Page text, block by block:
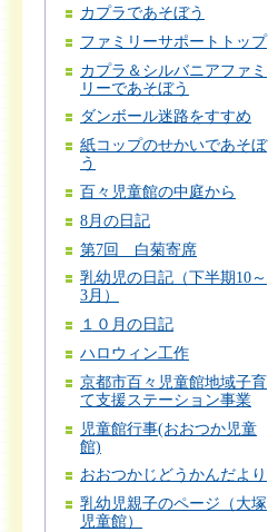
カプラであそぼう
ファミリーサポートトップ
カプラ＆シルバニアファミ
リーであそぼう
ダンボール迷路をすすめ
紙コップのせかいであそぼ
う
百々児童館の中庭から
8月の日記
第7回 白菊寄席
乳幼児の日記（下半期10～
3月）
１０月の日記
ハロウィン工作
京都市百々児童館地域子育
て支援ステーション事業
児童館行事(おおつか児童
館)
おおつかじどうかんだより
乳幼児親子のページ（大塚
児童館）